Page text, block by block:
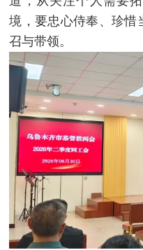
境，要忠心侍奉、珍惜
召与带领。